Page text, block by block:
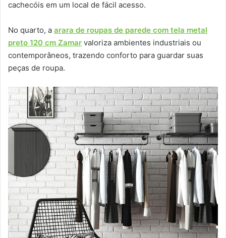
cachecóis em um local de fácil acesso.
No quarto, a arara de roupas de parede com tela metal
preto 120 cm Zamar valoriza ambientes industriais ou
contemporâneos, trazendo conforto para guardar suas
peças de roupa.